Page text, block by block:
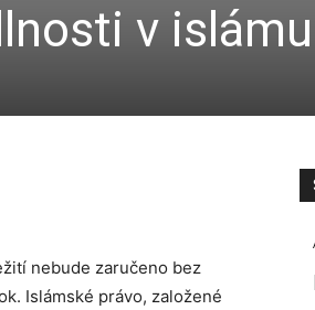
v islámu
nebude zaručeno bez
Islámské právo, založené